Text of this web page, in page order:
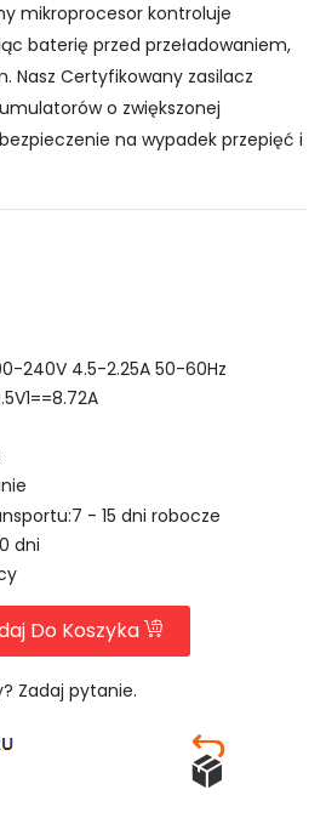
mikroprocesor kontroluje
baterię przed przeładowaniem,
Nasz Certyfikowany zasilacz
o zwiększonej
na wypadek przepięć i
240V 4.5-2.25A 50-60Hz
- 15 dni robocze
dni
Do Koszyka
Zadaj pytanie.